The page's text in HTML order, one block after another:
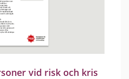
vid risk och kris